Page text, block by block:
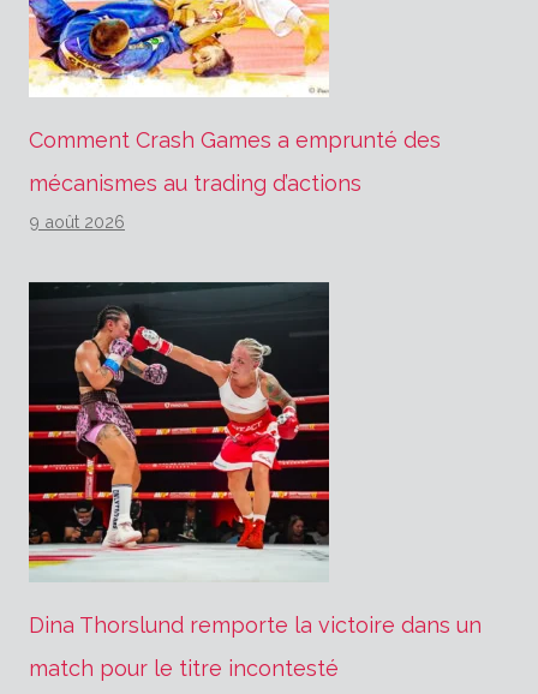
Comment Crash Games a emprunté des
mécanismes au trading d’actions
9 août 2026
Dina Thorslund remporte la victoire dans un
match pour le titre incontesté